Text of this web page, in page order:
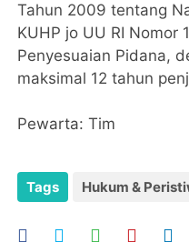
Tahun 2009 tentang
KUHP jo UU RI Nomor
Penyesuaian Pidana,
maksimal 12 tahun
‎Pewarta: Tim
Tags Hukum &